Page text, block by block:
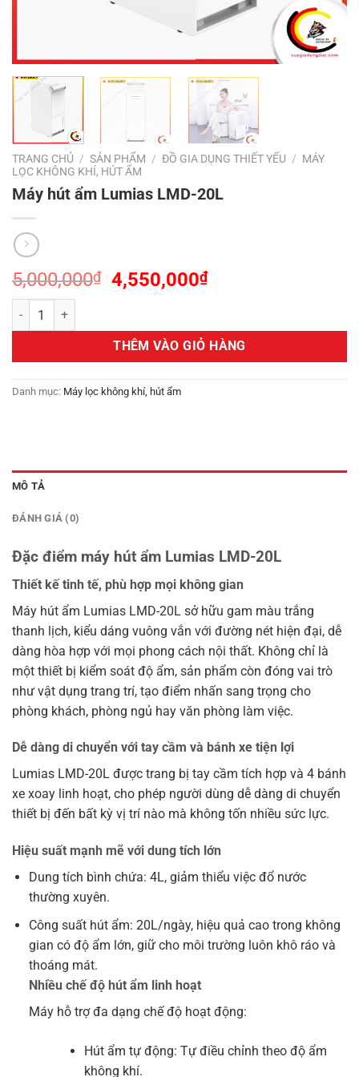
TRANG CHỦ / SẢN PHẨM / ĐỒ GIA DỤNG THIẾT YẾU / MÁY
LỌC KHÔNG KHÍ, HÚT ẨM
Máy hút ẩm Lumias LMD-20L
5,000,000₫
Giá
5,000,000₫.
4,550,000₫Giá
là:
4,550,000₫.
Máy hút ẩm Lumias LMD-20L số lượng
THÊM VÀO GIỎ HÀNG
Danh mục: Máy lọc không khí, hút ẩm
MÔ TẢ
ĐÁNH GIÁ (0)
Đặc điểm máy hút ẩm Lumias LMD-20L
Thiết kế tinh tế, phù hợp mọi không gian
Máy hút ẩm Lumias LMD-20L sở hữu gam màu trắng
thanh lịch, kiểu dáng vuông vắn với đường nét hiện đại, dễ
dàng hòa hợp với mọi phong cách nội thất. Không chỉ là
một thiết bị kiểm soát độ ẩm, sản phẩm còn đóng vai trò
như vật dụng trang trí, tạo điểm nhấn sang trọng cho
phòng khách, phòng ngủ hay văn phòng làm việc.
Dễ dàng di chuyển với tay cầm và bánh xe tiện lợi
Lumias LMD-20L được trang bị tay cầm tích hợp và 4 bánh
xe xoay linh hoạt, cho phép người dùng dễ dàng di chuyển
thiết bị đến bất kỳ vị trí nào mà không tốn nhiều sức lực.
Hiệu suất mạnh mẽ với dung tích lớn
Dung tích bình chứa: 4L, giảm thiểu việc đổ nước
thường xuyên.
Công suất hút ẩm: 20L/ngày, hiệu quả cao trong không
gian có độ ẩm lớn, giữ cho môi trường luôn khô ráo và
thoáng mát.
Nhiều chế độ hút ẩm linh hoạt
Máy hỗ trợ đa dạng chế độ hoạt động:
Hút ẩm tự động: Tự điều chỉnh theo độ ẩm
không khí.